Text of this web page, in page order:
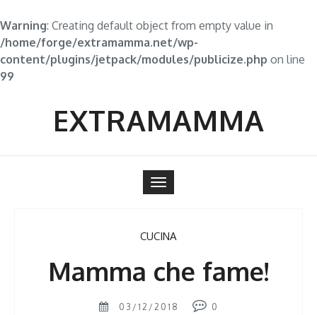
Warning: Creating default object from empty value in
/home/forge/extramamma.net/wp-
content/plugins/jetpack/modules/publicize.php on line
99
EXTRAMAMMA
Toggle
navigation
CUCINA
Mamma che fame!
03/12/2018 0